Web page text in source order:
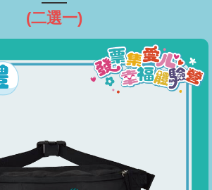
(二選一)